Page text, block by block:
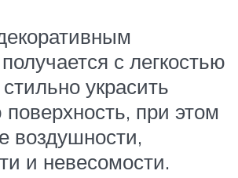
с легкостью
украсить
при этом
воздушности,
и невесомости.